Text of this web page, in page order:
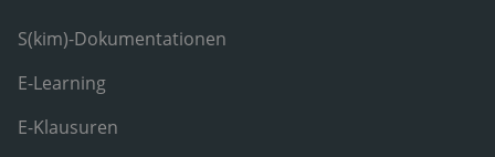
S(kim)-Dokumentationen
E-Learning
E-Klausuren